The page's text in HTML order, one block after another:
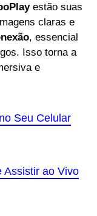
estão suas
claras e
, essencial
Isso torna a
e
Seu Celular
Assistir ao Vivo